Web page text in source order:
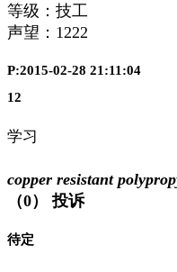
等级：技工
声望： 1222
P:2015-02-28 21:11:04
12
学习
copper resistant
（0）
投诉
待定